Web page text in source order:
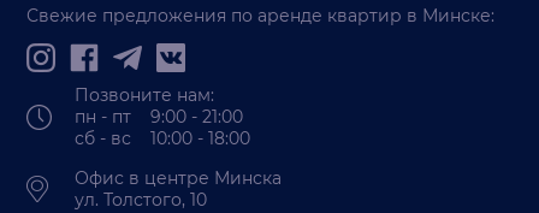
Свежие предложения по аренде квартир в Минске:
Позвоните нам:
пн - пт 9:00 - 21:00
сб - вс 10:00 - 18:00
Офис в центре Минска
ул. Толстого, 10